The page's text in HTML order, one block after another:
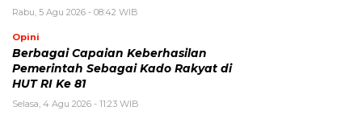
Rabu, 5 Agu 2026 - 08:42 WIB
Opini
Berbagai Capaian Keberhasilan
Pemerintah Sebagai Kado Rakyat di
HUT RI Ke 81
Selasa, 4 Agu 2026 - 11:23 WIB